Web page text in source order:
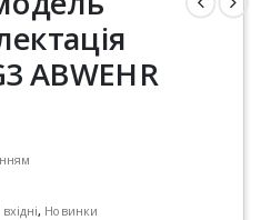
ABWEHR
, Новинки